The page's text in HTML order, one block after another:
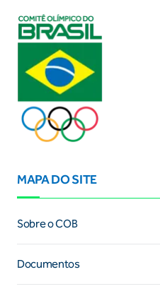
MAPA DO SITE
Sobre o COB
Documentos